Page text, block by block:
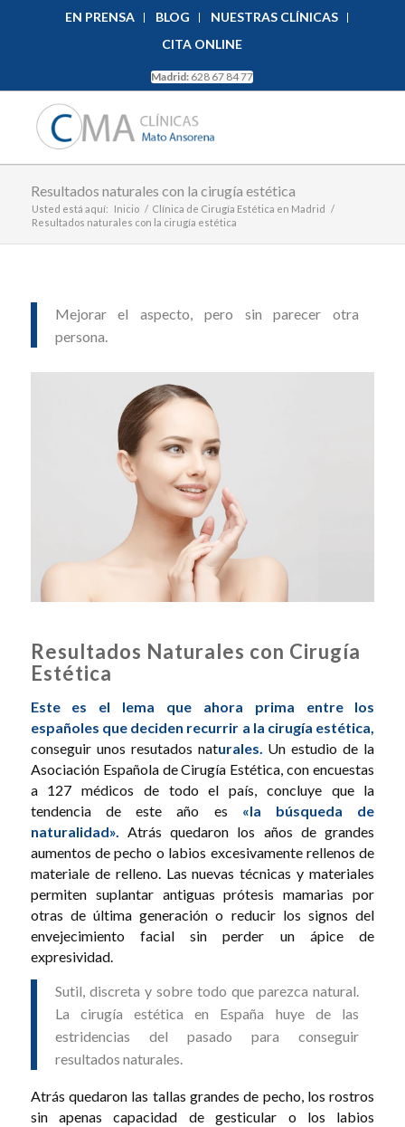
EN PRENSA BLOG
NUESTRAS CLÍNICAS
CITA ONLINE
Madrid: 628 67 84 77
Resultados naturales con la cirugía estética
Usted está aquí: Inicio / Clínica de Cirugía Estética en Madrid /
Resultados naturales con la cirugía estética
Mejorar el aspecto, pero sin parecer otra
persona.
Resultados Naturales con Cirugía
Estética
Este es el lema que ahora prima entre los
españoles que deciden recurrir a la cirugía estética,
conseguir unos resutados naturales. Un estudio de la
Asociación Española de Cirugía Estética, con encuestas
a 127 médicos de todo el país, concluye que la
tendencia de este año es «la búsqueda de
naturalidad». Atrás quedaron los años de grandes
aumentos de pecho o labios excesivamente rellenos de
materiale de relleno. Las nuevas técnicas y materiales
permiten suplantar antiguas prótesis mamarias por
otras de última generación o reducir los signos del
envejecimiento facial sin perder un ápice de
expresividad.
Sutil, discreta y sobre todo que parezca natural.
La cirugía estética en España huye de las
estridencias del pasado para conseguir
resultados naturales.
Atrás quedaron las tallas grandes de pecho, los rostros
sin apenas capacidad de gesticular o los labios